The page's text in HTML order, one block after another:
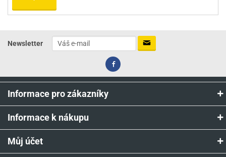
Newsletter
Informace pro zákazníky
Informace k nákupu
Můj účet